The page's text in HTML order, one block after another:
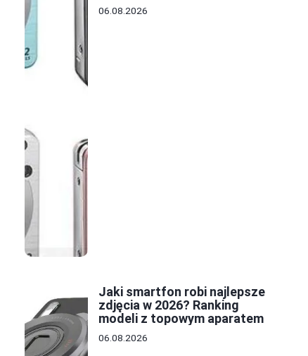
06.08.2026
Jaki smartfon robi najlepsze
zdjęcia w 2026? Ranking
modeli z topowym aparatem
06.08.2026